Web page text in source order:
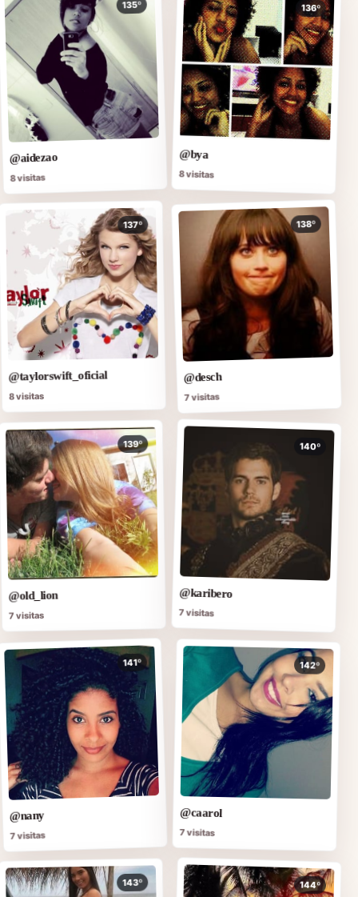
135º
@aidezao
8 visitas
136º
@bya
8 visitas
137º
@taylorswift_oficial
8 visitas
138º
@desch
7 visitas
139º
@old_lion
7 visitas
140º
@karibero
7 visitas
141º
@nany
7 visitas
142º
@caarol
7 visitas
143º 144º